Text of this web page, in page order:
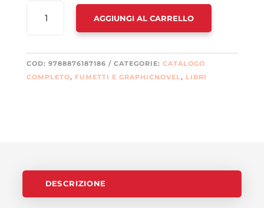
AGGIUNGI AL CARRELLO
COD: 9788876187186 CATEGORIE: CATALOGO
COMPLETO, FUMETTI E GRAPHICNOVEL, LIBRI
DESCRIZIONE